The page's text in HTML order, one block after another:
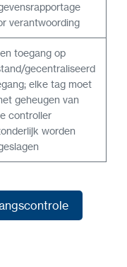
verantwoording
toegang op
gecentraliseerd
elke tag moet
geheugen van
controller
worden